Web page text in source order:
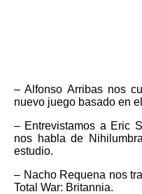
– Alfonso Arribas nos
nuevo juego basado en
– Entrevistamos a Eric
nos habla de
estudio.
– Nacho Requena nos
Total War: Britannia.